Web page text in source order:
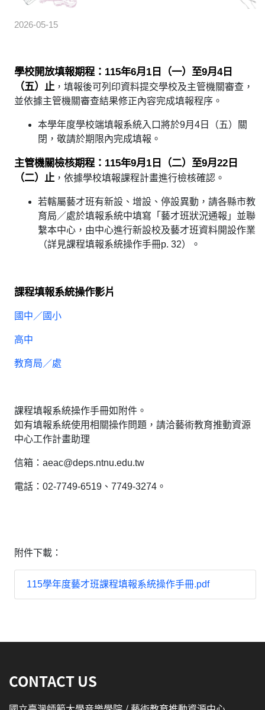
2026-05-15
學校開放填報期程：115年6月1日（一）至9月4日
（五）止 ，填報後可列印資料提交學校及主管機關審查，
並依據主管機關審查結果修正內容完成填報程序。
本學年度學校端填報系統入口將於9月4日（五）關
閉，敬請於期限內完成填報。
主管機關檢核期程：115年9月1日（二）至9月22日
（二）止 ，依據學校填報課程計畫進行檢核確認。
若轄屬藝才班有新設、增設、停設異動，請各縣市教
育局／處於填報系統中填寫「藝才班狀況通報」並聯
繫本中心，由中心進行新設校及藝才班資料開設作業
（詳見課程填報系統操作手冊p. 32）。
課程填報系統操作影片
國中／國小
高中
教育局／處
課程填報系統操作手冊如附件。
如有填報系統使用相關操作問題，請洽藝術教育推動資源
中心工作計畫助理
信箱：aeac@deps.ntnu.edu.tw
電話：02-7749-6519、7749-3274。
附件下載：
115學年度藝才班課程填報系統操作手冊.pdf
CONTACT US